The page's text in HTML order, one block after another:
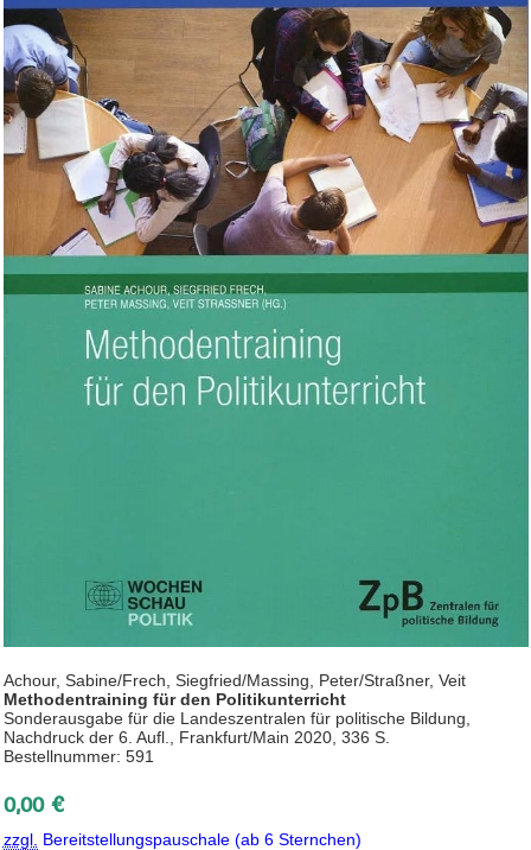
Achour, Sabine/Frech, Siegfried/Massing, Peter/Straßner, Veit
Methodentraining für den Politikunterricht
Sonderausgabe für die Landeszentralen für politische Bildung,
Nachdruck der 6. Aufl., Frankfurt/Main 2020, 336 S.
Bestellnummer: 591
0,00 €
zzgl. Bereitstellungspauschale (ab 6 Sternchen)